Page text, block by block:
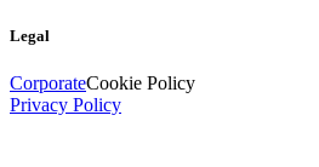
Legal
CorporateCookie Policy
Privacy Policy